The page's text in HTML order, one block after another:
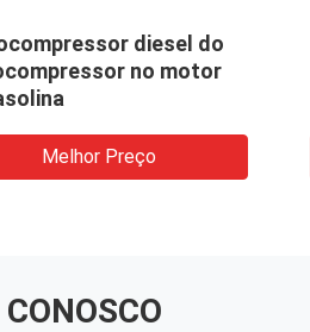
diesel do
no motor
Melhor Preço